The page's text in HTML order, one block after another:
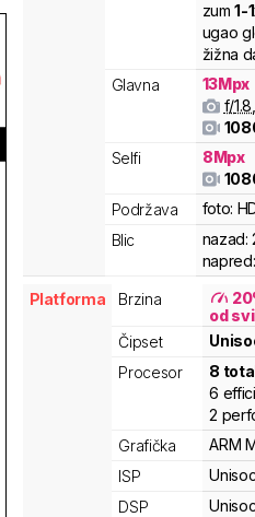
zum1-1
ugao
žižna
Glavna
13Mpx
f/1.8
Selfi
8Mpx
Podržava
foto:
Blic
nazad:
napred:
Platforma Brzina 20
od
Čipset
Procesor
8
6
2
Grafička
ARM
ISP
Unisoc
DSP
Unisoc